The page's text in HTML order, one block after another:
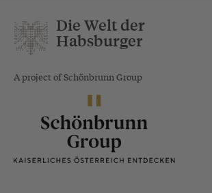
Die Welt der
Habsburger
A project of Schönbrunn Group